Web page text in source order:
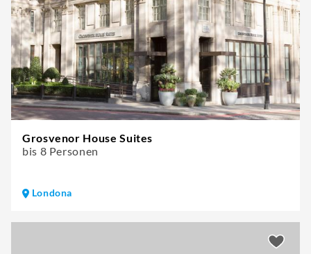
Grosvenor House Suites
bis 8 Personen
Londona